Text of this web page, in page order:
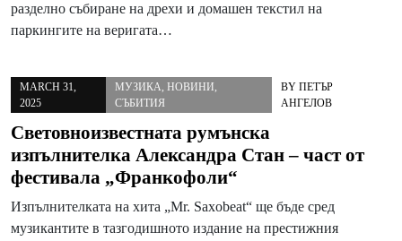
разделно събиране на дрехи и домашен текстил на
паркингите на веригата…
MARCH 31,
2025
МУЗИКА, НОВИНИ,
СЪБИТИЯ
BYПЕТЪР
АНГЕЛОВ
Световноизвестната румънска
изпълнителка Александра Стан – част от
фестивала „Франкофоли“
Изпълнителката на хита „Mr. Saxobeat“ ще бъде сред
музикантите в тазгодишното издание на престижния